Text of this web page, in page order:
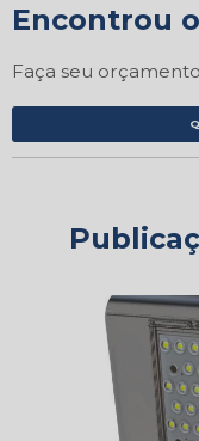
Encontrou
Faça seu